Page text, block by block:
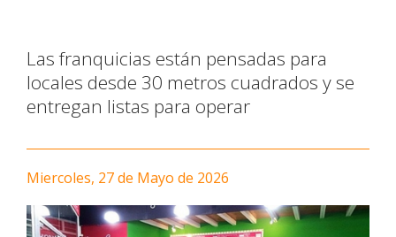
Las franquicias están pensadas para
locales desde 30 metros cuadrados y se
entregan listas para operar
Miercoles, 27 de Mayo de 2026